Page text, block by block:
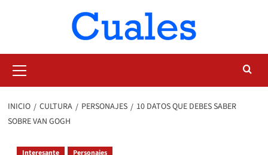
primario
INICIO CULTURA PERSONAJES
10 DATOS QUE DEBES SABER
SOBRE VAN GOGH
Interesante Personajes